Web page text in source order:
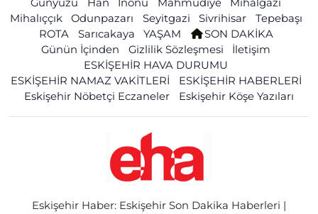
Günyüzü
Han İnönü Mahmudiye
Mihalgazi
Mihalıççık
Odunpazarı Seyitgazi Sivrihisar
Tepebaşı
ROTA
Sarıcakaya YAŞAM
SON DAKİKA
Günün İçinden
Gizlilik Sözleşmesi
İletişim
ESKİŞEHİR HAVA DURUMU
ESKİŞEHİR NAMAZ VAKİTLERİ
ESKİŞEHİR HABERLERİ
Eskişehir Nöbetçi Eczaneler
Eskişehir Köşe Yazıları
Eskişehir Haber: Eskişehir Son Dakika Haberleri |